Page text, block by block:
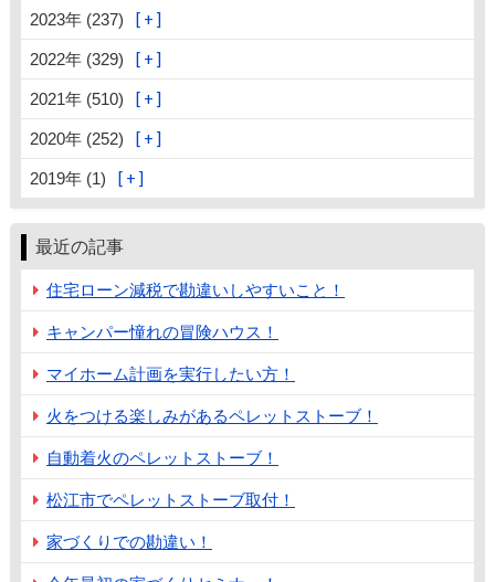
2023年 (237)
2022年 (329)
2021年 (510)
2020年 (252)
2019年 (1)
最近の記事
住宅ローン減税で勘違いしやすいこと！
キャンパー憧れの冒険ハウス！
マイホーム計画を実行したい方！
火をつける楽しみがあるペレットストーブ！
自動着火のペレットストーブ！
松江市でペレットストーブ取付！
家づくりでの勘違い！